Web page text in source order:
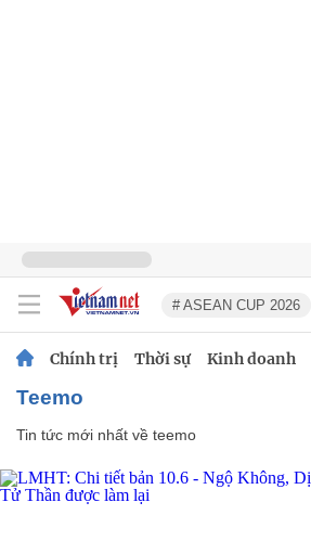
# ASEAN CUP 2026
Chính trị Thời sự Kinh doanh
teemo
Tin tức mới nhất về teemo